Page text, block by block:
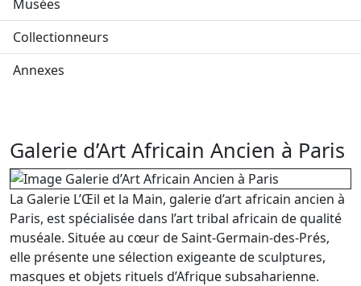
Musées
Collectionneurs
Annexes
Galerie d’Art Africain Ancien à Paris
La Galerie L’Œil et la Main, galerie d’art africain ancien à
Paris, est spécialisée dans l’art tribal africain de qualité
muséale. Située au cœur de Saint-Germain-des-Prés,
elle présente une sélection exigeante de sculptures,
masques et objets rituels d’Afrique subsaharienne.